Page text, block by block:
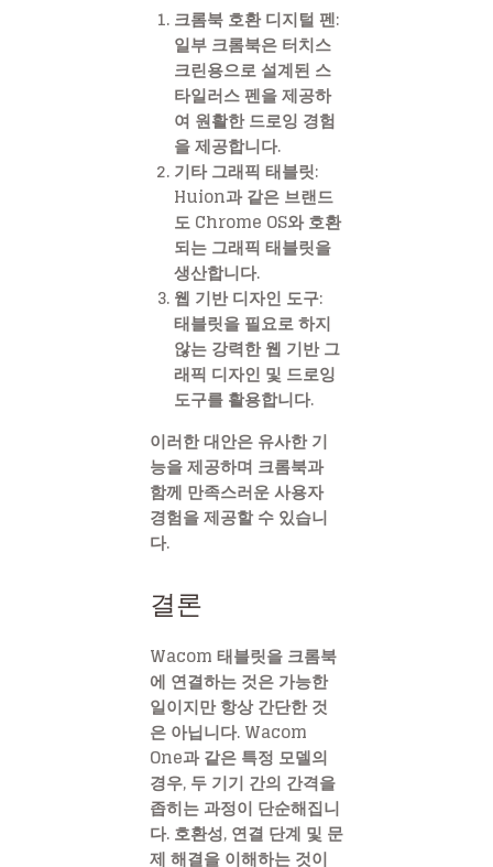
크롬북 호환 디지털 펜:
일부 크롬북은 터치스
크린용으로 설계된 스
타일러스 펜을 제공하
여 원활한 드로잉 경험
을 제공합니다.
기타 그래픽 태블릿:
Huion과 같은 브랜드
도 Chrome OS와 호환
되는 그래픽 태블릿을
생산합니다.
웹 기반 디자인 도구:
태블릿을 필요로 하지
않는 강력한 웹 기반 그
래픽 디자인 및 드로잉
도구를 활용합니다.
이러한 대안은 유사한 기
능을 제공하며 크롬북과
함께 만족스러운 사용자
경험을 제공할 수 있습니
다.
결론
Wacom 태블릿을 크롬북
에 연결하는 것은 가능한
일이지만 항상 간단한 것
은 아닙니다. Wacom
One과 같은 특정 모델의
경우, 두 기기 간의 간격을
좁히는 과정이 단순해집니
다. 호환성, 연결 단계 및 문
제 해결을 이해하는 것이